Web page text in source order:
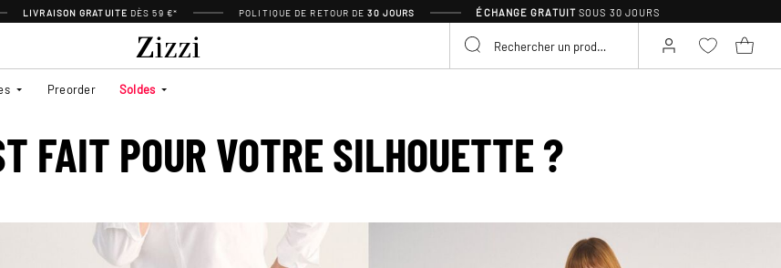
LIVRAISON GRATUITE DÈS 59 €* POLITIQUE DE RETOUR DE30 JOURS ÉCHANGE GRATUITSOUS 30 JOURS
Preorder Soldes
FAIT POUR VOTRE SILHOUETTE ?